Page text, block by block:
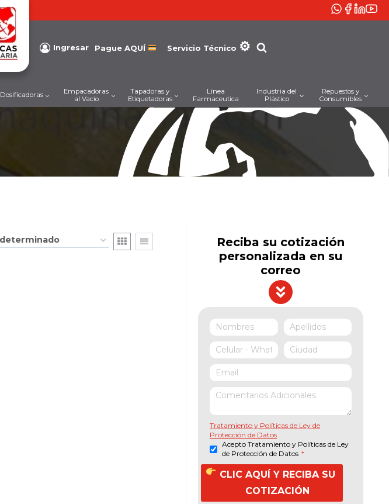
Ingresar Pague AQUÍ Servicio Técnico
Dosificadoras
Empacadoras
al Vacío
Tapadoras y
Etiquetadoras
Línea
Farmaceutica
Industria del
Plástico
Repuestos y
Consumibles
Reciba su cotización
personalizada en su
correo
Tratamiento y Políticas de Ley de
Protección de Datos
Acepto Tratamiento y Políticas de Ley
de Protección de Datos *
CLIC AQUÍ Y RECIBA SU
COTIZACIÓN